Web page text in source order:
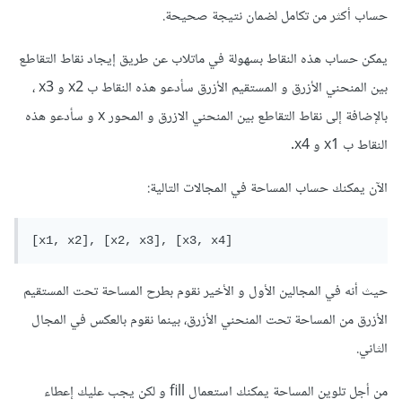
حساب أكثر من تكامل لضمان نتيجة صحيحة.
يمكن حساب هذه النقاط بسهولة في ماتلاب عن طريق إيجاد نقاط التقاطع
بين المنحني الأزرق و المستقيم الأزرق سأدعو هذه النقاط ب x2 و x3 ،
بالإضافة إلى نقاط التقاطع بين المنحني الازرق و المحور x و سأدعو هذه
النقاط ب x1 و x4.
الآن يمكنك حساب المساحة في المجالات التالية:
[x1, x2], [x2, x3], [x3, x4]
حيث أنه في المجالين الأول و الأخير نقوم بطرح المساحة تحت المستقيم
الأزرق من المساحة تحت المنحني الأزرق، بينما نقوم بالعكس في المجال
الثاني.
من أجل تلوين المساحة يمكنك استعمال fill و لكن يجب عليك إعطاء